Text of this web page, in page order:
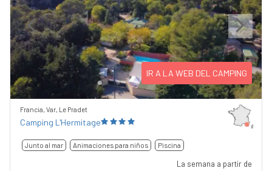
Previous Next
IR A LA WEB DEL CAMPING
Francia, Var, Le Pradet
Camping L'Hermitage
Junto al mar Animaciones para niños Piscina
La semana a partir de